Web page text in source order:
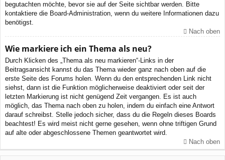
begutachten möchte, bevor sie auf der Seite sichtbar werden. Bitte
kontaktiere die Board-Administration, wenn du weitere Informationen dazu
benötigst.
Nach oben
Wie markiere ich ein Thema als neu?
Durch Klicken des „Thema als neu markieren“-Links in der
Beitragsansicht kannst du das Thema wieder ganz nach oben auf die
erste Seite des Forums holen. Wenn du den entsprechenden Link nicht
siehst, dann ist die Funktion möglicherweise deaktiviert oder seit der
letzten Markierung ist nicht genügend Zeit vergangen. Es ist auch
möglich, das Thema nach oben zu holen, indem du einfach eine Antwort
darauf schreibst. Stelle jedoch sicher, dass du die Regeln dieses Boards
beachtest! Es wird meist nicht gerne gesehen, wenn ohne triftigen Grund
auf alte oder abgeschlossene Themen geantwortet wird.
Nach oben